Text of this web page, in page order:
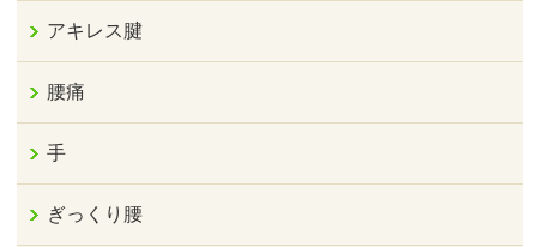
アキレス腱
腰痛
手
ぎっくり腰